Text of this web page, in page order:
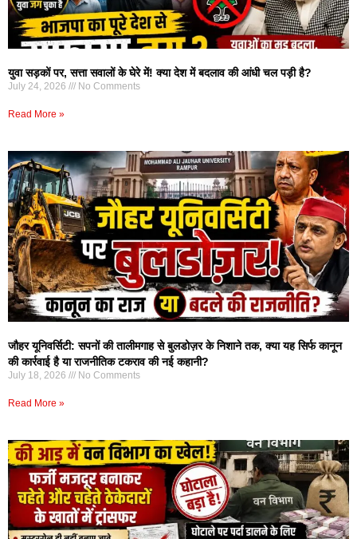
युवा सड़कों पर, सत्ता सवालों के घेरे में! क्या देश में बदलाव की आंधी चल पड़ी है?
July 24, 2026 No Comments
Read More »
जौहर यूनिवर्सिटी: सपनों की तालीमगाह से बुलडोज़र के निशाने तक, क्या यह सिर्फ कानून
की कार्रवाई है या राजनीतिक टकराव की नई कहानी?
July 18, 2026 No Comments
Read More »